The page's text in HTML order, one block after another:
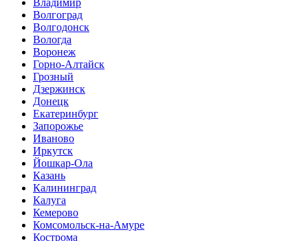
Волгоград
Волгодонск
Вологда
Воронеж
Горно-Алтайск
Грозный
Дзержинск
Донецк
Екатеринбург
Запорожье
Иваново
Иркутск
Йошкар-Ола
Казань
Калининград
Калуга
Кемерово
Комсомольск-на-Амуре
Кострома